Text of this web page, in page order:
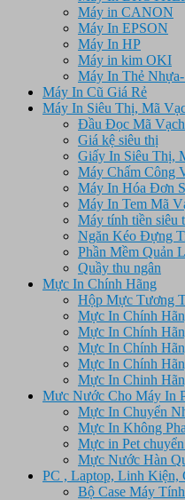
Máy in CANON
Máy In EPSON
Máy In HP
Máy in kim OKI
Máy In Thẻ
Máy In Cũ Giá Rẻ
Máy In Siêu Thị, Mã
Đầu Đọc Mã Vạch
Giá kệ siêu thị
Giấy In Siêu Thị,
Máy Chấm Công
Máy In Hóa Đơn
Máy In Tem Mã
Máy tính tiền siêu
Ngăn Kéo Đựng
Phần Mềm Quản
Quầy thu ngân
Mực In Chính Hãng
Hộp Mực Tương
Mực In Chính
Mực In Chính
Mực In Chính
Mực In Chính
Mực In Chinh
Mưc Nước Cho Máy In
Mực In Chuyển
Mực In Không
Mực in Pet
Mực Nước Hàn
PC , Laptop, Linh Kiện,
Bộ Case Máy